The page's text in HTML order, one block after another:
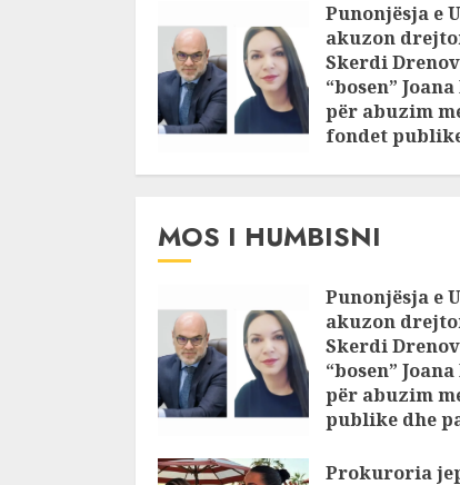
Punonjësja e
akuzon
Skerdi
“bosen”
për abuzim
fondet
MOS I HUMBISNI
Punonjësja e
akuzon
Skerdi
“bosen”
për abuzim
publike dhe
JULY 24, 2025
Prokuroria